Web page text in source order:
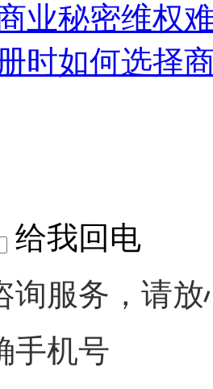
业秘密维权
时如何选择
给我回电
询服务，请放
手机号